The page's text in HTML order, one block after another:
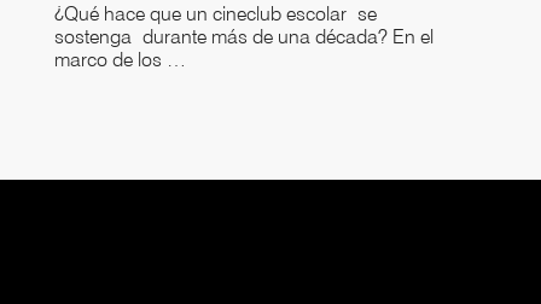
¿Qué hace que un cineclub escolar se
sostenga durante más de una década? En el
marco de los …